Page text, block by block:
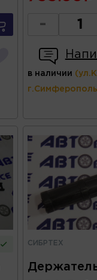
-
в наличии
СИБРТЕХ